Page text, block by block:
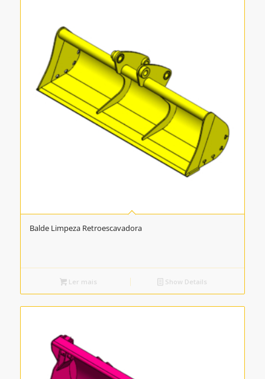
Balde Limpeza Retroescavadora
Ler mais Show Details